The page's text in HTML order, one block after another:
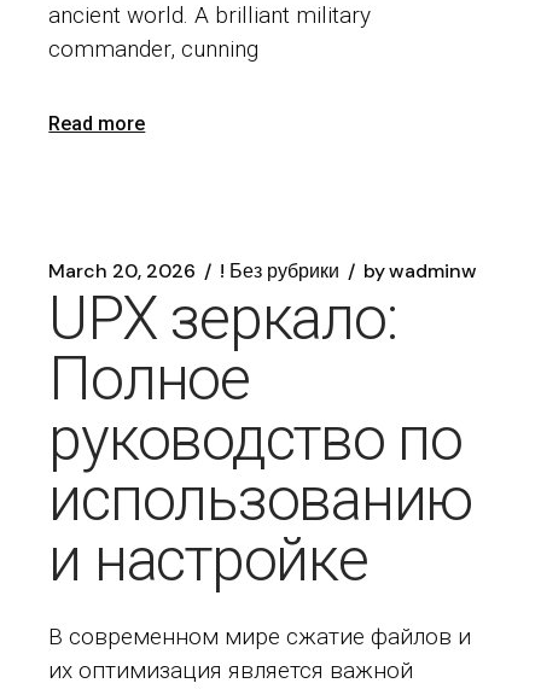
ancient world. A brilliant military
commander, cunning
Read more
March 20, 2026 ! Без рубрики bywadminw
UPX зеркало:
Полное
руководство по
использованию
и настройке
В современном мире сжатие файлов и
их оптимизация является важной